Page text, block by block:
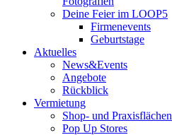
Deine Feier im LOOP5
Firmenevents
Geburtstage
Aktuelles
News&Events
Angebote
Rückblick
Vermietung
Shop- und Praxisflächen
Pop Up Stores